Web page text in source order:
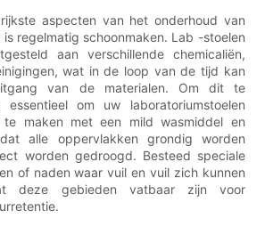
aspecten van het onderhoud van
regelmatig schoonmaken. Lab -stoelen
aan verschillende chemicaliën,
wat in de loop van de tijd kan
van de materialen. Om dit te
om uw laboratoriumstoelen
te maken met een mild wasmiddel en
alle oppervlakken grondig worden
worden gedroogd. Besteed speciale
of naden waar vuil en vuil zich kunnen
deze gebieden vatbaar zijn voor